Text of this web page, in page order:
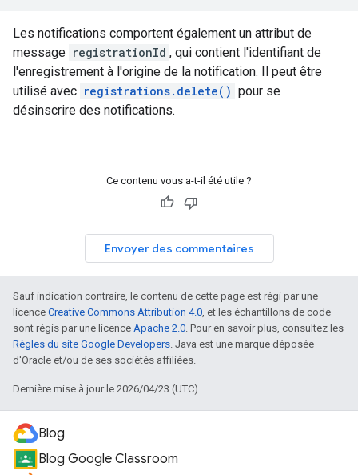
Les notifications comportent également un attribut de
message registrationId , qui contient l'identifiant de
l'enregistrement à l'origine de la notification. Il peut être
utilisé avec registrations.delete() pour se
désinscrire des notifications.
Ce contenu vous a-t-il été utile ?
Envoyer des commentaires
Sauf indication contraire, le contenu de cette page est régi par une
licence Creative Commons Attribution 4.0, et les échantillons de code
sont régis par une licence Apache 2.0. Pour en savoir plus, consultez les
Règles du site Google Developers. Java est une marque déposée
d'Oracle et/ou de ses sociétés affiliées.
Dernière mise à jour le 2026/04/23 (UTC).
Blog
Blog Google Classroom